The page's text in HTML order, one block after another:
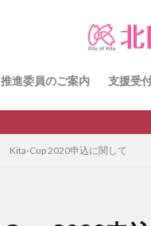
進委員のご案内 支援受
Kita-Cup 2020申込に関して
メンバー募集中のチーム
生涯スポーツ
田端文士ウォ